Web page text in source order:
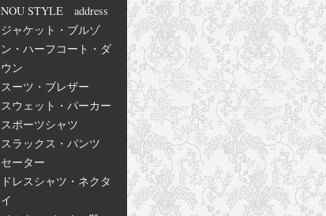
NOU STYLE address
ジャケット・ブルゾ
ン・ハーフコート・ダ
ウン
スーツ・ブレザー
スウェット・パーカー
スポーツシャツ
スラックス・パンツ
セーター
ドレスシャツ・ネクタ
イ